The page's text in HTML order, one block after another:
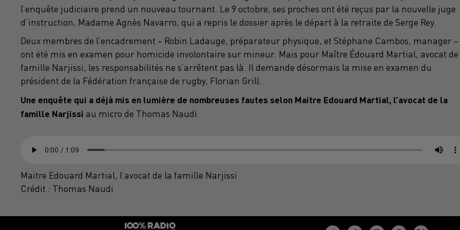
l’enquête judiciaire prend un nouveau tournant. Le 9 octobre, ses proches ont été reçus par la nouvelle juge
d’instruction, Madame Agnès Navarro, qui a repris le dossier après le départ à la retraite de Serge Rey.
Deux membres de l’encadrement – Robin Ladauge, préparateur physique, et Stéphane Cambos, manager –
ont été mis en examen pour homicide involontaire sur mineur. Mais pour Maître Édouard Martial, avocat
famille Narjissi, les responsabilités ne s’arrêtent pas là. Il demande désormais la mise en examen du
président de la Fédération française de rugby, Florian Grill.
Une enquête qui a déjà mis en lumière de nombreuses fautes selon Maitre Edouard Martial, l’avocat de la
famille Narjissi au micro de Thomas Naudi
Maitre Edouard Martial, l’avocat de la famille Narjissi
Crédit : Thomas Naudi